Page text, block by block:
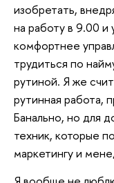
изобретать,
на работу в 9.00
комфортнее
трудиться по
рутиной. Я же
рутинная работа,
Банально, но для
техник, которые
маркетингу и